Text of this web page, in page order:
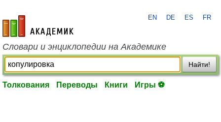
academic.ru
EN DE ES FR
Словари и энциклопедии на Академике
Найти!
Толкования Переводы Книги Игры ⚽